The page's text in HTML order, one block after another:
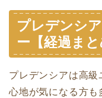
プレデンシ
ー【経過まと
プレデンシアは高
心地が気になる方も